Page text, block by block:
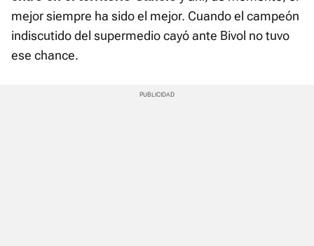
mejor siempre ha sido el mejor. Cuando el campeón
indiscutido del supermedio cayó ante Bivol no tuvo
ese chance.